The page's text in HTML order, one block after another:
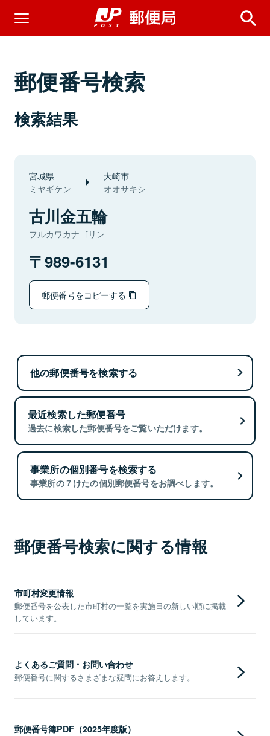
郵便番号検索
検索結果
宮城県
ミヤギケン
大崎市
オオサキシ
古川金五輪
フルカワカナゴリン
989-6131
郵便番号をコピーする
他の郵便番号を検索する
最近検索した郵便番号
過去に検索した郵便番号をご覧いただけます。
事業所の個別番号を検索する
事業所の７けたの個別郵便番号をお調べします。
郵便番号検索に関する情報
市町村変更情報
郵便番号を公表した市町村の一覧を実施日の新しい順に掲載
しています。
よくあるご質問・お問い合わせ
郵便番号に関するさまざまな疑問にお答えします。
郵便番号簿PDF（2025年度版）